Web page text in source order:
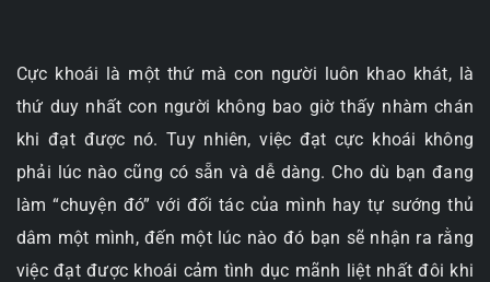
Cực khoái là một thứ mà con người luôn khao khát, là
thứ duy nhất con người không bao giờ thấy nhàm chán
khi đạt được nó. Tuy nhiên, việc đạt cực khoái không
phải lúc nào cũng có sẵn và dễ dàng. Cho dù bạn đang
làm “chuyện đó” với đối tác của mình hay tự sướng thủ
dâm một mình, đến một lúc nào đó bạn sẽ nhận ra rằng
việc đạt được khoái cảm tình dục mãnh liệt nhất đôi khi